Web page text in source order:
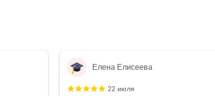
Елена Елисеева
22 июля